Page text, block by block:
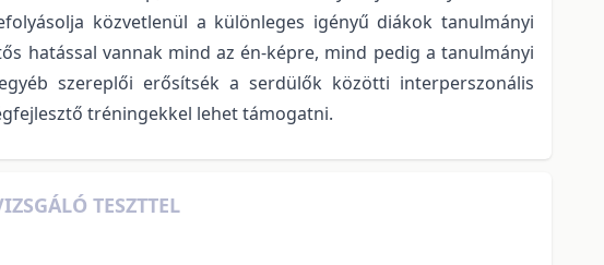
közvetlenül a különleges igényű diákok tanulmányi
hatással vannak mind az én-képre, mind pedig a tanulmányi
szereplői erősítsék a serdülők közötti interperszonális
tréningekkel lehet támogatni.
TESZTTEL